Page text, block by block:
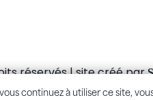
continuez à utiliser ce site,
réservés | site créé par
continuez à utiliser ce site,